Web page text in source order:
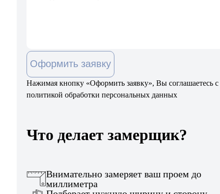
Оформить заявку
Нажимая кнопку «Оформить заявку», Вы соглашаетесь с
политикой обработки персональных данных
Что делает замерщик?
Внимательно замеряет ваш проем до
миллиметра